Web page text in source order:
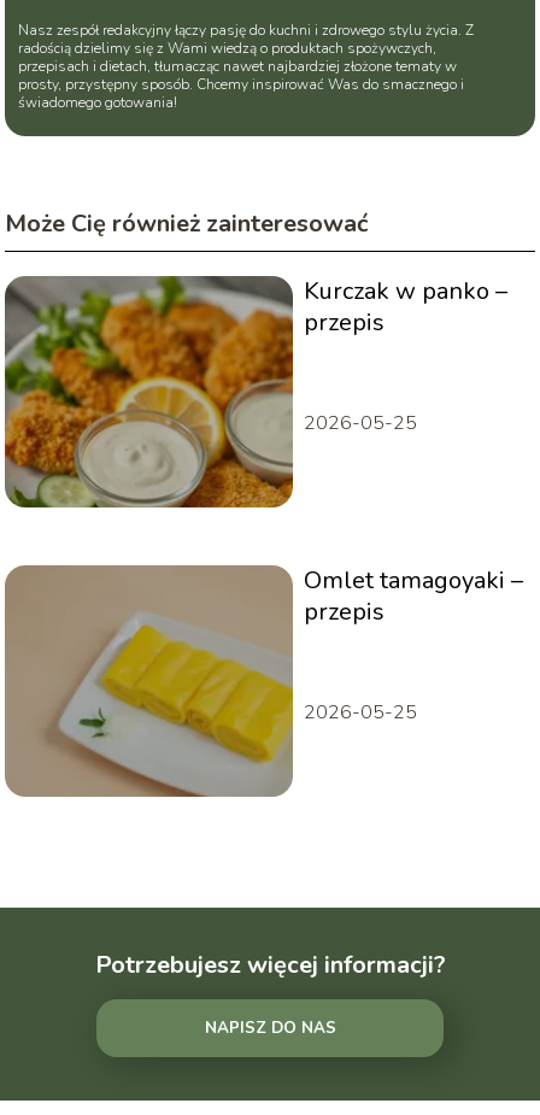
Nasz zespół redakcyjny łączy pasję do kuchni i zdrowego stylu życia. Z
radością dzielimy się z Wami wiedzą o produktach spożywczych,
przepisach i dietach, tłumacząc nawet najbardziej złożone tematy w
prosty, przystępny sposób. Chcemy inspirować Was do smacznego i
świadomego gotowania!
Może Cię również zainteresować
Kurczak w panko –
przepis
2026-05-25
Omlet tamagoyaki –
przepis
2026-05-25
Potrzebujesz więcej informacji?
NAPISZ DO NAS